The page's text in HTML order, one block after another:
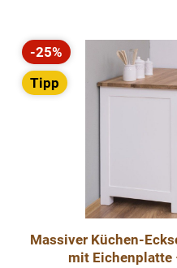
Rabatt
-25%
Tipp
Massiver Küchen-
mit